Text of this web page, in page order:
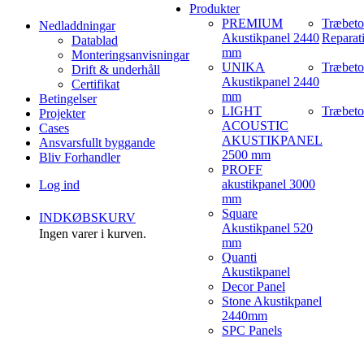
Nedladdningar
Datablad
Monteringsanvisningar
Drift & underhåll
Certifikat
Betingelser
Projekter
Cases
Ansvarsfullt byggande
Bliv Forhandler
Log ind
INDKØBSKURV
Ingen varer i kurven.
Produkter
PREMIUM
Akustikpanel 2440
mm
UNIKA
Akustikpanel 2440
mm
LIGHT
ACOUSTIC
AKUSTIKPANEL
2500 mm
PROFF
akustikpanel 3000
mm
Square
Akustikpanel 520
mm
Quanti
Akustikpanel
Decor Panel
Stone Akustikpanel
2440mm
SPC Panels